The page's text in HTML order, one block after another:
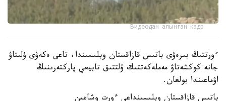
Видеодан алынған кадр
ءورتتىڭ بىرەۋى باتىس قازاقستان وبلىسىندا، تاعى ەكەۋى ۇلىتاۋ
جانە كوكشەتاۋ مەملەكەتتىك ۇلتتىق تابيعي پاركتەرىنىڭ
اۋماعىندا بولعان.